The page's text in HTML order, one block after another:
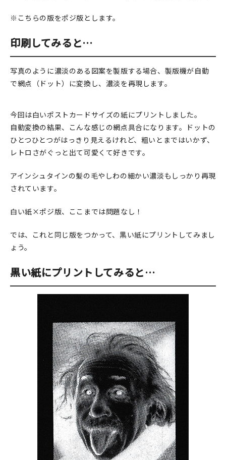
カートを見る
お買い物ガイド
お問い合わせ
※こちらの版をポジ版とします。
印刷してみると…
写真のように濃淡のある図案を製版する場合、製版機が自動
で網点（ドット）に変換し、濃淡を再現します。
今回は白いポストカードサイズの紙にプリントしました。
自動変換の結果、こんな感じの網点具合になります。ドットの
ひとつひとつがはっきり見えるけれど、粗いとまではいかず、
レトロさがぐっと出て可愛くて好きです。
アインシュタインの髪の毛やしわの細かい濃淡もしっかり再現
されています。
白い紙×ポジ版、ここまでは問題なし！
では、これと同じ版をつかって、黒い紙にプリントしてみまし
ょう。
黒い紙にプリントしてみると…